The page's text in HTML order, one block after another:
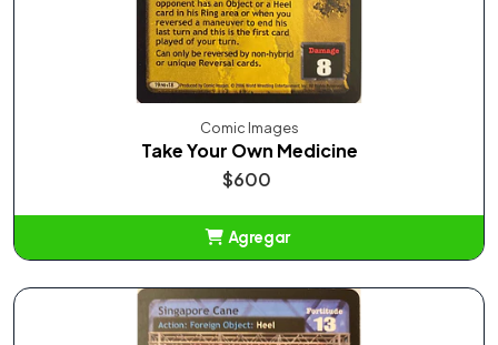
Comic Images
Take Your Own Medicine
$600
Agregar